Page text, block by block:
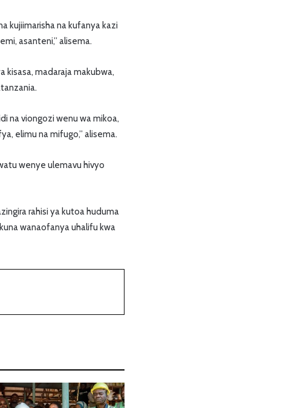
kujiimarisha na kufanya kazi
asanteni,” alisema.
kisasa, madaraja makubwa,
na viongozi wenu wa mikoa,
elimu na mifugo,” alisema.
wenye ulemavu hivyo
rahisi ya kutoa huduma
wanaofanya uhalifu kwa